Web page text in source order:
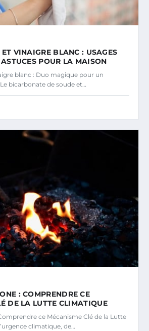
VINAIGRE BLANC : USAGES
POUR LA MAISON
blanc : Duo magique pour un
bicarbonate de soude et…
: COMPRENDRE CE
DE LA LUTTE CLIMATIQUE
ce Mécanisme Clé de la Lutte
climatique, de…